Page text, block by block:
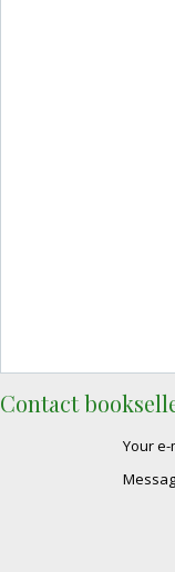
Contact
Your e-